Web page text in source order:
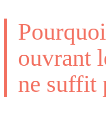
ouvrant
ne suffit